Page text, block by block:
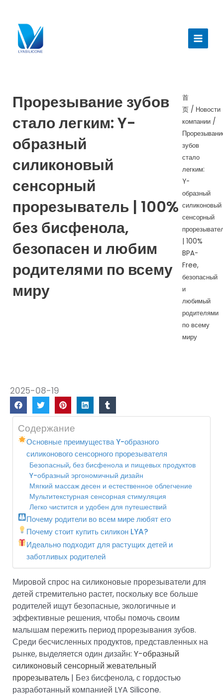
меню
Прорезывание зубов
стало легким: Y-
образный
силиконовый
сенсорный
прорезыватель | 100%
без бисфенола,
безопасен и любим
родителями по всему
миру
首
页 / Новости
компании /
зубов
стало
легким:
Y-
образный
силиконовый
сенсорный
| 100%
BPA-
Free,
безопасный
и
любимый
родителями
по всему
миру
2025-08-19
Содержание
Основные преимущества Y-образного
силиконового сенсорного прорезывателя
Безопасный, без бисфенола и пищевых продуктов
Y-образный эргономичный дизайн
Мягкий массаж десен и естественное облегчение
Мультитекстурная сенсорная стимуляция
Легко чистится и удобен для путешествий
Почему родители во всем мире любят его
Почему стоит купить силикон LYA?
Идеально подходит для растущих детей и
заботливых родителей
Мировой спрос на силиконовые прорезыватели для
детей стремительно растет, поскольку все больше
родителей ищут безопасные, экологичные и
эффективные решения, чтобы помочь своим
малышам пережить период прорезывания зубов.
Среди бесчисленных продуктов, представленных на
рынке, выделяется один дизайн: Y-образный
силиконовый сенсорный жевательный
прорезыватель | Без бисфенола, с гордостью
разработанный компанией LYA Silicone.